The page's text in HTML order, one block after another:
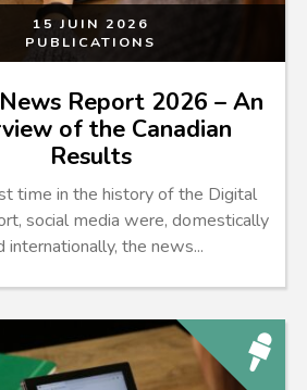
15 JUIN 2026
PUBLICATIONS
Report 2026 – An
of the Canadian
Results
time in the history of the Digital
social media were, domestically
internationally, the news...